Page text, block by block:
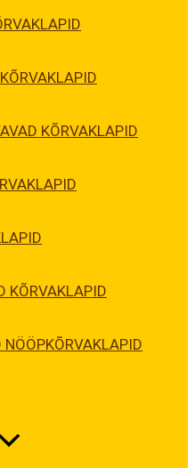
KÕRVAKLAPID
KÕRVAKLAPID
NÖÖPKÕRVAKLAPID